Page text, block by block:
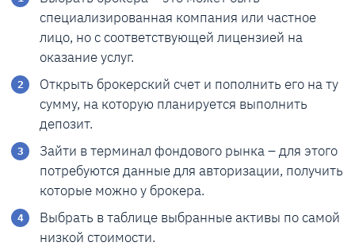
специализированная компания или частное
лицо, но с соответствующей лицензией на
оказание услуг.
Открыть брокерский счет и пополнить его на ту
сумму, на которую планируется выполнить
депозит.
Зайти в терминал фондового рынка – для этого
потребуются данные для авторизации, получить
которые можно у брокера.
Выбрать в таблице выбранные активы по самой
низкой стоимости.